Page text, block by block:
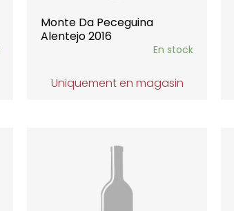
Monte Da Peceguina
Alentejo 2016
En stock
Uniquement en magasin